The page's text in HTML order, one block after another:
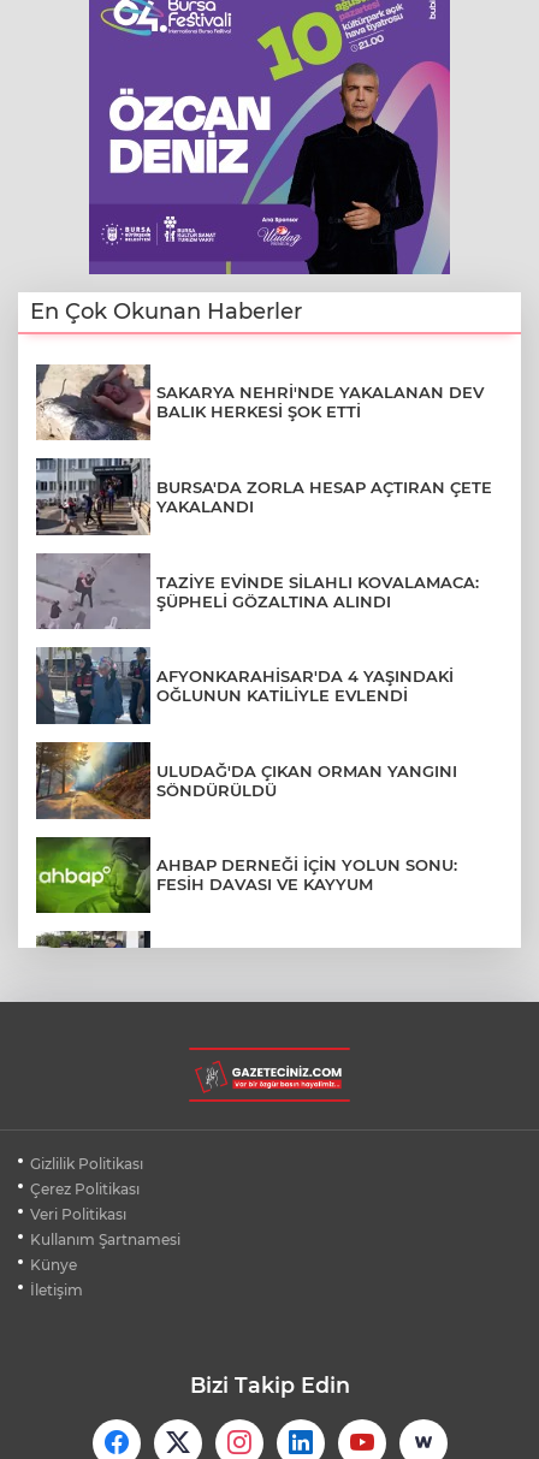
En Çok Okunan Haberler
SAKARYA NEHRİ'NDE YAKALANAN DEV
BALIK HERKESİ ŞOK ETTİ
BURSA'DA ZORLA HESAP AÇTIRAN ÇETE
YAKALANDI
TAZİYE EVİNDE SİLAHLI KOVALAMACA:
ŞÜPHELİ GÖZALTINA ALINDI
AFYONKARAHİSAR'DA 4 YAŞINDAKİ
OĞLUNUN KATİLİYLE EVLENDİ
ULUDAĞ'DA ÇIKAN ORMAN YANGINI
SÖNDÜRÜLDÜ
AHBAP DERNEĞİ İÇİN YOLUN SONU:
FESİH DAVASI VE KAYYUM
İZMİT SORUŞTURMASINDA İFADE
DETAYLARI: RÜŞVET, TEHDİT, VİDEO
VAN'DA İŞİTME ENGELLİ MÜŞTERİ,
Gizlilik Politikası
Çerez Politikası
Veri Politikası
Kullanım Şartnamesi
Künye
İletişim
Bizi Takip Edin